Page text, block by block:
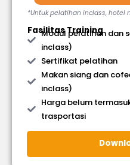
*Untuk pelatihan inclass, hotel
Fasilitas Training
Modul pelatihan dan
inclass)
Sertifikat pelatihan
Makan siang dan
inclass)
Harga belum
trasportasi